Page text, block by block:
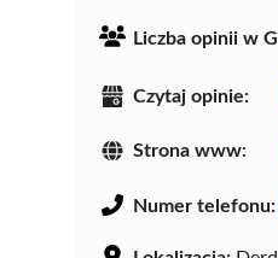
Liczba opinii w
Czytaj opinie:
Strona www:
Numer telefonu: